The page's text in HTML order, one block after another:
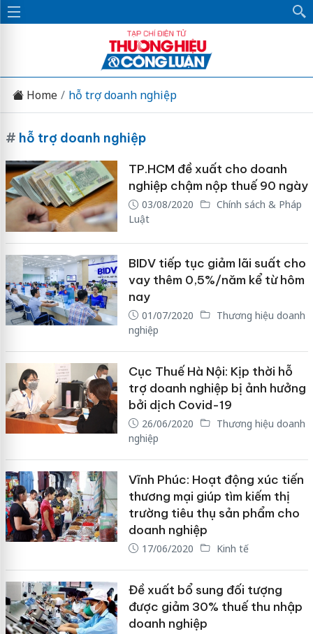
Home hỗ trợ doanh nghiệp
# hỗ trợ doanh nghiệp
TP.HCM đề xuất cho doanh
nghiệp chậm nộp thuế 90 ngày
03/08/2020
Chính sách & Pháp
Luật
BIDV tiếp tục giảm lãi suất cho
vay thêm 0,5%/năm kể từ hôm
nay
01/07/2020
Thương hiệu doanh
nghiệp
Cục Thuế Hà Nội: Kịp thời hỗ
trợ doanh nghiệp bị ảnh hưởng
bởi dịch Covid-19
26/06/2020
Thương hiệu doanh
nghiệp
Vĩnh Phúc: Hoạt động xúc tiến
thương mại giúp tìm kiếm thị
trường tiêu thụ sản phẩm cho
doanh nghiệp
17/06/2020 Kinh tế
Đề xuất bổ sung đối tượng
được giảm 30% thuế thu nhập
doanh nghiệp